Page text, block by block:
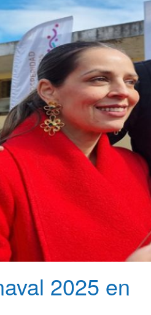
2025 en